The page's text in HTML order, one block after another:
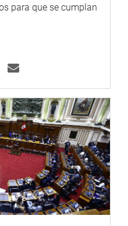
para que se cumplan